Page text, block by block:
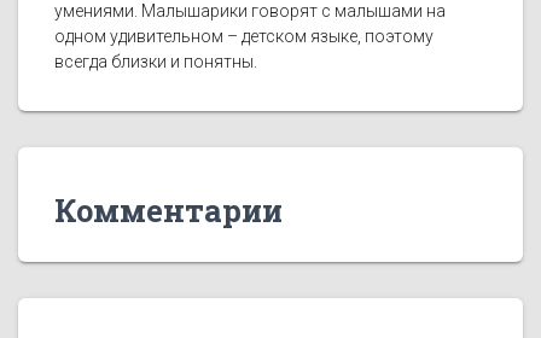
умениями. Малышарики говорят с малышами на
одном удивительном – детском языке, поэтому
всегда близки и понятны.
Комментарии